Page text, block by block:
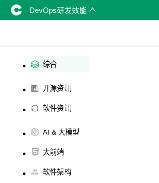
DevOps研发效能
综合
开源资讯
软件资讯
AI & 大模型
大前端
软件架构